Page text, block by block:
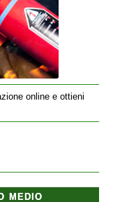
online e ottieni
MEDIO